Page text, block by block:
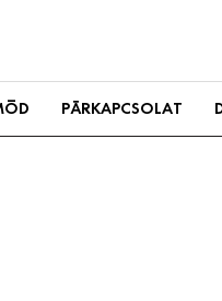
PÁRKAPCSOLAT